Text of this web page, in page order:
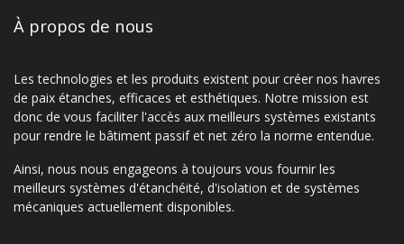
À propos de nous
Les technologies et les produits existent pour créer nos havres
de paix étanches, efficaces et esthétiques. Notre mission est
donc de vous faciliter l'accès aux meilleurs systèmes existants
pour rendre le bâtiment passif et net zéro la norme entendue.
Ainsi, nous nous engageons à toujours vous fournir les
meilleurs systèmes d'étanchéité, d'isolation et de systèmes
mécaniques actuellement disponibles.